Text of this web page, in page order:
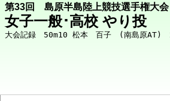
第33回 島原半島陸上競技選手権大会
女子一般･高校 やり投